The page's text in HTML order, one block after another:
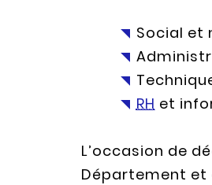
Social et
RH et
L’occasion de
Département et